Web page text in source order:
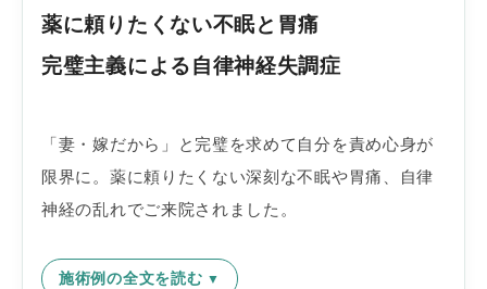
薬に頼りたくない不眠と胃痛
完璧主義による自律神経失調症
「妻・嫁だから」と完璧を求めて自分を責め心身が
限界に。薬に頼りたくない深刻な不眠や胃痛、自律
神経の乱れでご来院されました。
施術例の全文を読む